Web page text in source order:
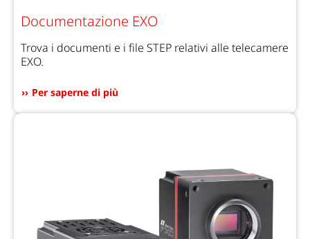
Documentazione EXO
Trova i documenti e i file STEP relativi alle telecamere
EXO.
Per saperne di più